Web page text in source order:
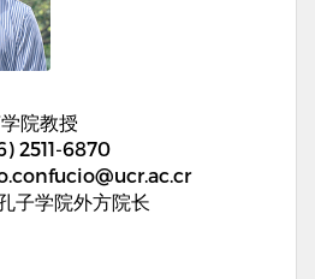
院教授
2511-6870
子学院外方院长